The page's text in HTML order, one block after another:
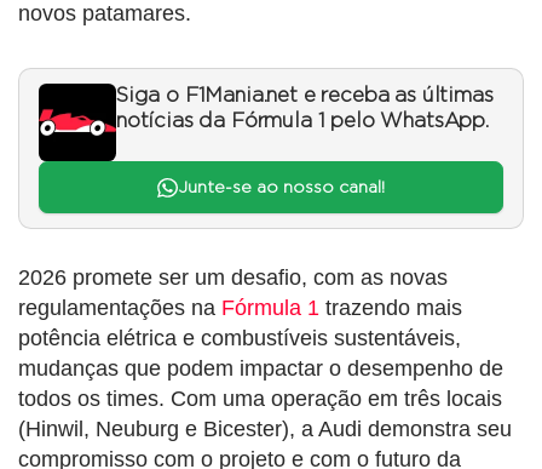
novos patamares.
Siga o F1Mania.net e receba as últimas
notícias da Fórmula 1 pelo WhatsApp.
Junte-se ao nosso canal!
2026 promete ser um desafio, com as novas
regulamentações na Fórmula 1 trazendo mais
potência elétrica e combustíveis sustentáveis,
mudanças que podem impactar o desempenho de
todos os times. Com uma operação em três locais
(Hinwil, Neuburg e Bicester), a Audi demonstra seu
compromisso com o projeto e com o futuro da